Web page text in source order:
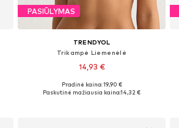
PASIŪLYMAS
TRENDYOL
Trikampė Liemenėlė
14,93 €
Galimi dydžiai: 75 A, 90 B
Pradinė kaina: 19,90 €
Paskutinė mažiausia kaina:14,32 €